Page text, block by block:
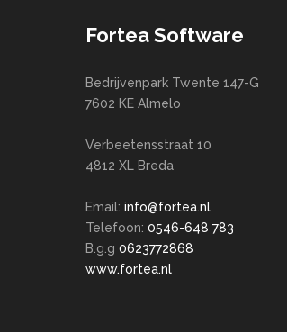
Fortea Software
Bedrijvenpark Twente 147-G
7602 KE Almelo
Verbeetensstraat 10
4812 XL Breda
Email: info@fortea.nl
Telefoon: 0546-648 783
B.g.g 0623772868
www.fortea.nl